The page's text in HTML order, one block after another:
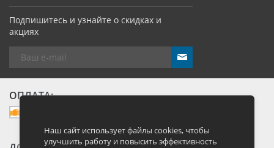
Подпишитесь и узнайте о скидках и
акциях
send
ОПЛАТА:
Наш сайт использует файлы cookies, чтобы
улучшить работу и повысить эффективность